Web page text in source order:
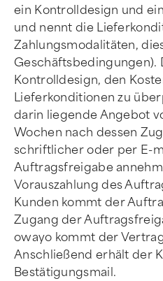
ein Kontrolldesign und
und nennt die
Zahlungsmodalitäten,
Geschäftsbedingungen).
Kontrolldesign, den
Lieferkonditionen zu
darin liegende Angebot
Wochen nach dessen
schriftlicher oder per E-
Auftragsfreigabe
Vorauszahlung des
Kunden kommt der
Zugang der
owayo kommt der
Anschließend erhält der
Bestätigungsmail.